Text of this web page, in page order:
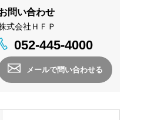
問い合わせ
式会社ＨＦＰ
052-445-4000
メールで問い合わせる